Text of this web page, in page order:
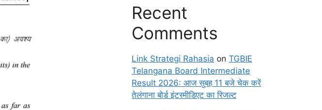
Recent
Comments
Link Strategi Rahasia on TGBIE
Telangana Board Intermediate
Result 2026: आज सुबह 11 बजे चेक करें
तेलंगाना बोर्ड इंटरमीडिएट का रिजल्ट